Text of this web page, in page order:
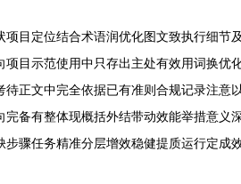
目定位结合术语润优化图文致执行细
目示范使用中只存出主处有效用词换
正文中完全依据已有准则合规记录注意
备有整体现概括外结带动效能举措意
骤任务精准分层增效稳健提质运行定